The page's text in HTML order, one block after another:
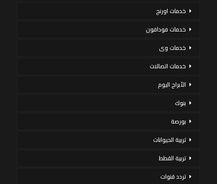
خدمات اورنج
خدمات فودافون
خدمات وى
خدمات اتصالات
الأبراج اليوم
بنوك
بورصة
تربية الحيوانات
تربية القطط
تردد قنوات